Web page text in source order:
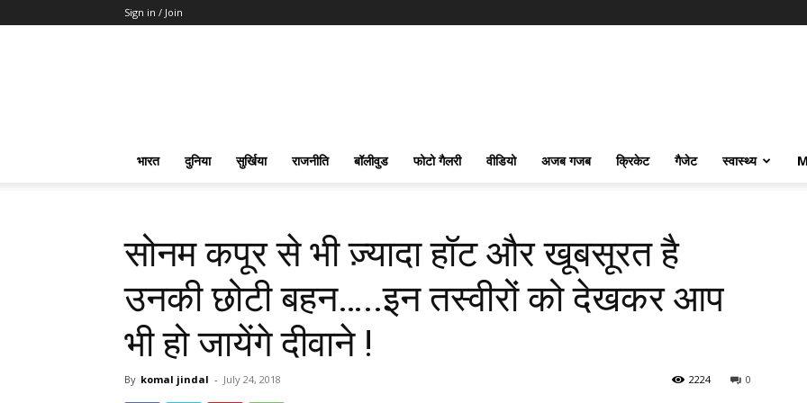
Sign in / Join
भारत दुनिया सुर्खिया राजनीति बॉलीवुड फोटो गैलरी वीडियो अजब गजब क्रिकेट गैजेट स्वास्थ्य
सोनम कपूर से भी ज़्यादा हॉट और खूबसूरत है
उनकी छोटी बहन…..इन तस्वीरों को देखकर आप
भी हो जायेंगे दीवाने !
By komal jindal - July 24, 2018 0
2224